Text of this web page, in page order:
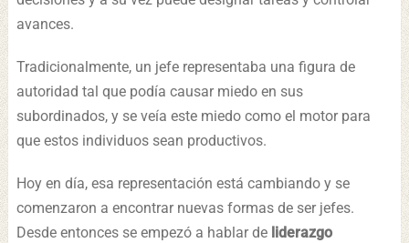
avances.
Tradicionalmente, un jefe representaba una figura de
autoridad tal que podía causar miedo en sus
subordinados, y se veía este miedo como el motor para
que estos individuos sean productivos.
Hoy en día, esa representación está cambiando y se
comenzaron a encontrar nuevas formas de ser jefes.
Desde entonces se empezó a hablar de liderazgo